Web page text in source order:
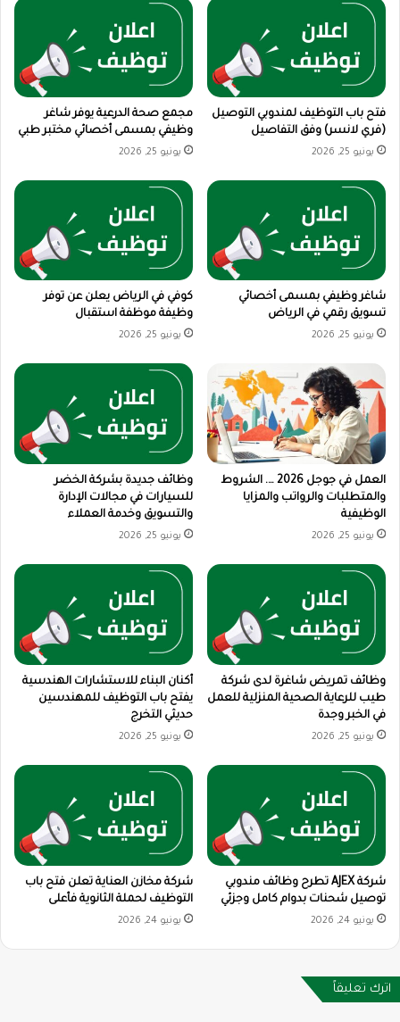
فتح باب التوظيف لمندوبي التوصيل
(فري لانسر) وفق التفاصيل
يونيو 25, 2026
مجمع صحة الدرعية يوفر شاغر
وظيفي بمسمى أخصائي مختبر طبي
يونيو 25, 2026
شاغر وظيفي بمسمى أخصائي
تسويق رقمي في الرياض
يونيو 25, 2026
كوفي في الرياض يعلن عن توفر
وظيفة موظفة استقبال
يونيو 25, 2026
العمل في جوجل 2026 …. الشروط
والمتطلبات والرواتب والمزايا
الوظيفية
يونيو 25, 2026
وظائف جديدة بشركة الخضر
للسيارات في مجالات الإدارة
والتسويق وخدمة العملاء
يونيو 25, 2026
وظائف تمريض شاغرة لدى شركة
طيب للرعاية الصحية المنزلية للعمل
في الخبر وجدة
يونيو 25, 2026
أكنان البناء للاستشارات الهندسية
يفتح باب التوظيف للمهندسين
حديثي التخرج
يونيو 25, 2026
شركة AJEX تطرح وظائف مندوبي
توصيل شحنات بدوام كامل وجزئي
يونيو 24, 2026
شركة مخازن العناية تعلن فتح باب
التوظيف لحملة الثانوية فأعلى
يونيو 24, 2026
اترك تعليقاً